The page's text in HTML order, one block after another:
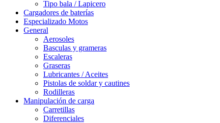
Tipo bala / Lapicero
Cargadores de baterías
Especializado Motos
General
Aerosoles
Basculas y grameras
Escaleras
Graseras
Lubricantes / Aceites
Pistolas de soldar y cautines
Rodilleras
Manipulación de carga
Carretillas
Diferenciales